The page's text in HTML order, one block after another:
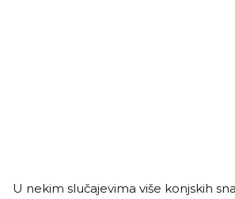
U nekim slučajevima više konjskih